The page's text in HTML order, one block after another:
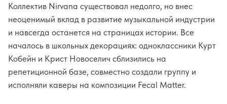
Коллектив Nirvana существовал недолго, но внес
неоценимый вклад в развитие музыкальной индустрии
и навсегда останется на страницах истории. Все
началось в школьных декорациях: одноклассники Курт
Кобейн и Крист Новоселич сблизились на
репетиционной базе, совместно создали группу и
исполняли каверы на композиции Fecal Matter.